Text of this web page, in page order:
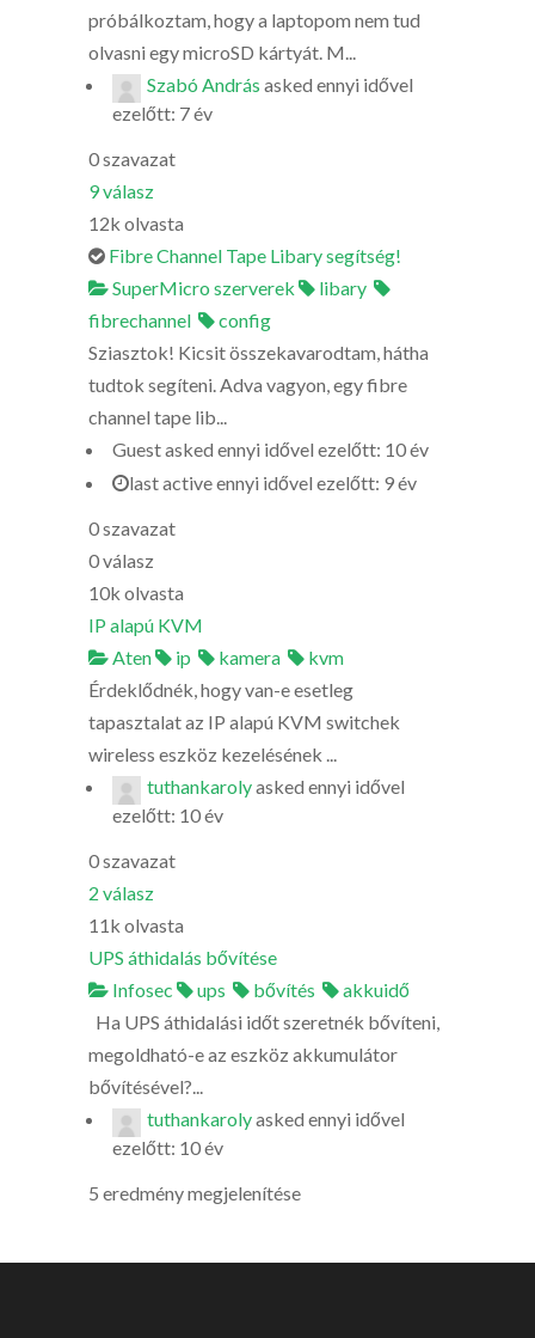
próbálkoztam, hogy a laptopom nem tud
olvasni egy microSD kártyát. M...
Szabó András asked ennyi idővel
ezelőtt: 7 év
0szavazat
9válasz
12k olvasta
Fibre Channel Tape Libary segítség!
SuperMicro szerverek
libary
fibrechannel
config
Sziasztok! Kicsit összekavarodtam, hátha
tudtok segíteni. Adva vagyon, egy fibre
channel tape lib...
Guestasked ennyi idővel ezelőtt: 10 év
last active ennyi idővel ezelőtt: 9 év
0szavazat
0válasz
10k olvasta
IP alapú KVM
Aten
ip kamera
kvm
Érdeklődnék, hogy van-e esetleg
tapasztalat az IP alapú KVM switchek
wireless eszköz kezelésének ...
tuthankarolyasked ennyi idővel
ezelőtt: 10 év
0szavazat
2 válasz
11k olvasta
UPS áthidalás bővítése
Infosec
ups bővítés
akkuidő
Ha UPS áthidalási időt szeretnék bővíteni,
megoldható-e az eszköz akkumulátor
bővítésével?...
tuthankarolyasked ennyi idővel
ezelőtt: 10 év
5 eredmény megjelenítése